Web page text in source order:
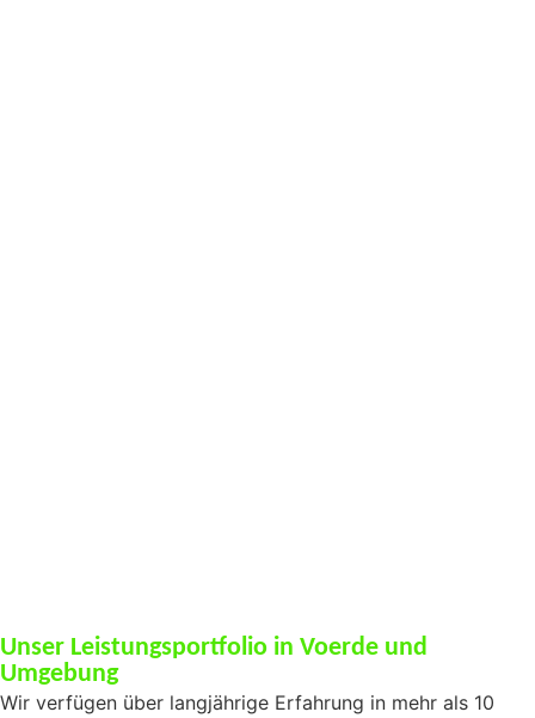
Unser Leistungsportfolio in Voerde und
Umgebung
Wir verfügen über langjährige Erfahrung in mehr als 10